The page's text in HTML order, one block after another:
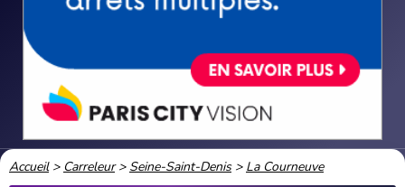
Accueil> Carreleur> Seine-Saint-Denis> La Courneuve